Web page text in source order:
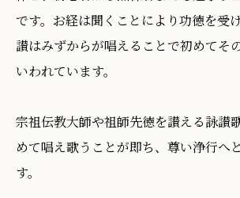
です。お経は聞くことにより功徳を受
讃はみずからが唱えることで初めてそ
いわれています。
宗祖伝教大師や祖師先徳を讃える詠讃
めて唱え歌うことが即ち、尊い浄行へ
す。